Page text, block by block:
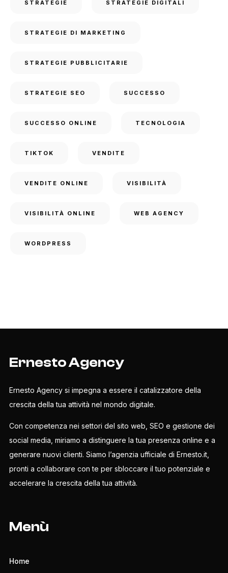
STRATEGIE STRATEGIE DIGITALI
STRATEGIE DI MARKETING
STRATEGIE PUBBLICITARIE
STRATEGIE SEO SUCCESSO
SUCCESSO ONLINE TECNOLOGIA
TIKTOK VENDITE
VENDITE ONLINE VISIBILITÀ
VISIBILITÀ ONLINE WEB AGENCY
WORDPRESS
Ernesto Agency
Ernesto Agency si impegna a essere il catalizzatore della
crescita della tua attività nel mondo digitale.
Con competenza nei settori del sito web, SEO e gestione dei
social media, miriamo a distinguere la tua presenza online e a
generare nuovi clienti. Siamo l’agenzia ufficiale di Ernesto.it,
pronti a collaborare con te per sbloccare il tuo potenziale e
accelerare la crescita della tua attività.
Menù
Home